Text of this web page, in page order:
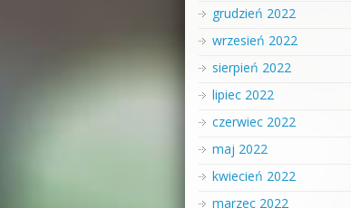
grudzień 2022
wrzesień 2022
sierpień 2022
lipiec 2022
czerwiec 2022
maj 2022
kwiecień 2022
marzec 2022